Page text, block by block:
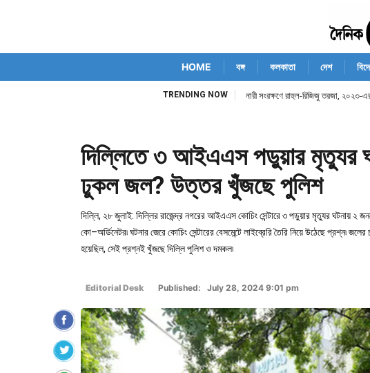
HOME বঙ্গ কলকাতা দেশ
TRENDING NOW নারী সংরক্ষণে রাহুল-রিজিজু তরজা,
দিল্লিতে ৩ আইএএস পড়ুয়ার মৃত্যুর
ঢুকল জল? উত্তর খুঁজছে পুলিশ
দিল্লি, ২৮ জুলাই: দিল্লির রাজেন্দ্র নগরের আইএএস কোচিং সেন্টারে ৩ পড়ুয়ার মৃত্যুর ঘটনায় ২
কো–অর্ডিনেটর৷ ঘটনার জেরে কোচিং সেন্টারের বেসমেন্টে লাইব্রেরি তৈরি নিয়ে উঠেছে প্রশ্ন৷
হয়েছিল, সেই প্রশ্নই খুঁজছে দিল্লি পুলিশ ও দমকল৷
Editorial Desk Published: July 28, 2024 9:01 pm